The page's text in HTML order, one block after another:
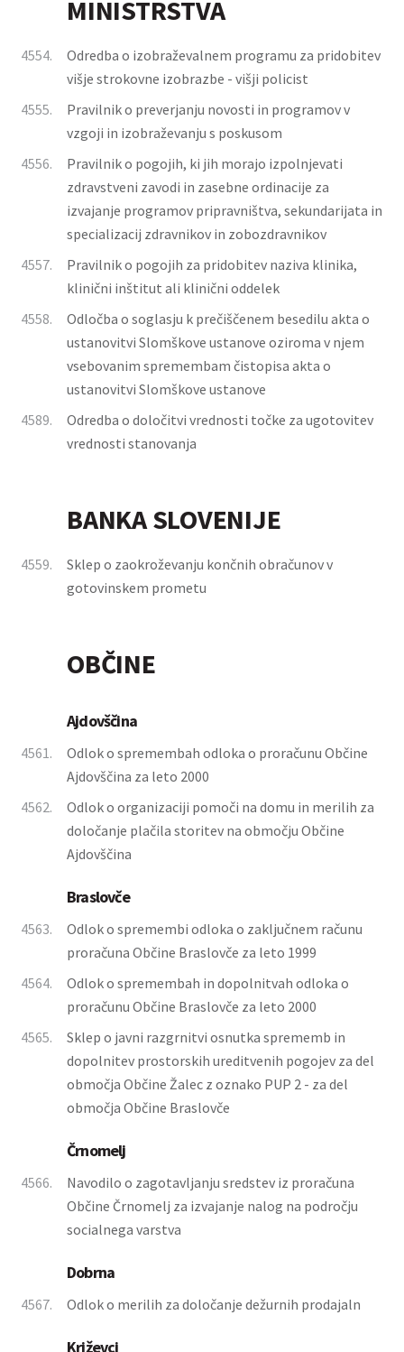
MINISTRSTVA
4554.
Odredba o izobraževalnem programu za pridobitev
višje strokovne izobrazbe - višji policist
4555.
Pravilnik o preverjanju novosti in programov v
vzgoji in izobraževanju s poskusom
4556.
Pravilnik o pogojih, ki jih morajo izpolnjevati
zdravstveni zavodi in zasebne ordinacije za
izvajanje programov pripravništva, sekundarijata in
specializacij zdravnikov in zobozdravnikov
4557.
Pravilnik o pogojih za pridobitev naziva klinika,
klinični inštitut ali klinični oddelek
4558.
Odločba o soglasju k prečiščenem besedilu akta o
ustanovitvi Slomškove ustanove oziroma v njem
vsebovanim spremembam čistopisa akta o
ustanovitvi Slomškove ustanove
4589.
Odredba o določitvi vrednosti točke za ugotovitev
vrednosti stanovanja
BANKA SLOVENIJE
4559.
Sklep o zaokroževanju končnih obračunov v
gotovinskem prometu
OBČINE
Ajdovščina
4561.
Odlok o spremembah odloka o proračunu Občine
Ajdovščina za leto 2000
4562.
Odlok o organizaciji pomoči na domu in merilih za
določanje plačila storitev na območju Občine
Ajdovščina
Braslovče
4563.
Odlok o spremembi odloka o zaključnem računu
proračuna Občine Braslovče za leto 1999
4564.
Odlok o spremembah in dopolnitvah odloka o
proračunu Občine Braslovče za leto 2000
4565.
Sklep o javni razgrnitvi osnutka sprememb in
dopolnitev prostorskih ureditvenih pogojev za del
območja Občine Žalec z oznako PUP 2 - za del
območja Občine Braslovče
Črnomelj
4566.
Navodilo o zagotavljanju sredstev iz proračuna
Občine Črnomelj za izvajanje nalog na področju
socialnega varstva
Dobrna
4567. Odlok o merilih za določanje dežurnih prodajaln
Križevci